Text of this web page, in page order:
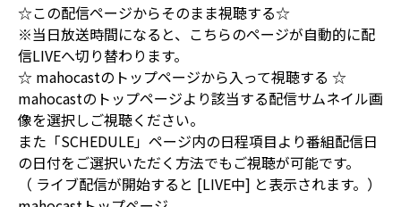
☆この配信ページからそのまま視聴する☆
※当日放送時間になると、こちらのページが自動的に配
信LIVEへ切り替わります。
☆ mahocastのトップページから入って視聴する ☆
mahocastのトップページより該当する配信サムネイル画
像を選択しご視聴ください。
また「SCHEDULE」ページ内の日程項目より番組配信日
の日付をご選択いただく方法でもご視聴が可能です。
（ ライブ配信が開始すると [LIVE中] と表示されます。）